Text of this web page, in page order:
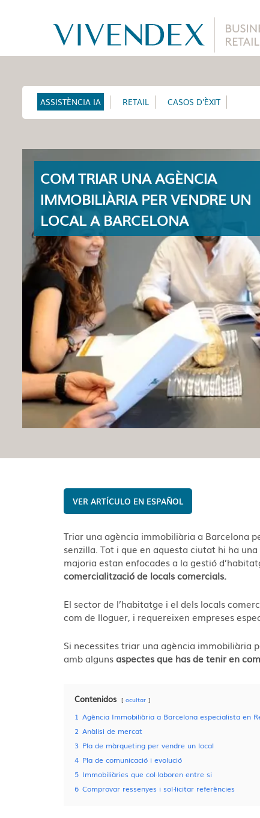
ASSISTÈNCIA IA RETAIL CASOS D'ÈXIT
COM TRIAR UNA AGÈNCIA
IMMOBILIÀRIA PER VENDRE UN
LOCAL A BARCELONA
ESPAÑOL
Triar una agència immobiliària a Barcelona
senzilla. Tot i que en aquesta ciutat hi ha
majoria estan enfocades a la gestió
comercialització de locals comercials.
El sector de l’habitatge i el dels locals
com de lloguer, i requereixen empreses
Si necessites triar una agència immobiliària
amb algunsaspectes que has de tenir en
Contenidos ocultar
1 Agència Immobiliària a Barcelona especialista en
2 Anàlisi de mercat
3 Pla de màrqueting per vendre un local
4 Pla de comunicació i evolució
5 Immobiliàries que col·laboren entre si
6 Comprovar ressenyes i sol·licitar referències